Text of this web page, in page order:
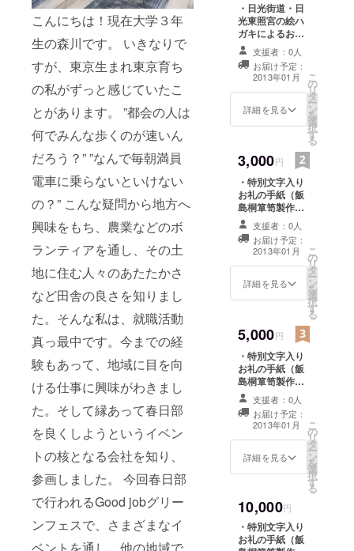
こんにちは！現在大学３年
生の森川です。 いきなりで
すが、東京生まれ東京育ち
の私がずっと感じていたこ
とがあります。 ”都会の人は
何でみんな歩くのが速いん
だろう？” ”なんで毎朝満員
電車に乗らないといけない
の？” こんな疑問から地方へ
興味をもち、農業などのボ
ランティアを通し、その土
地に住む人々のあたたかさ
など田舎の良さを知りまし
た。そんな私は、就職活動
真っ最中です。今までの経
験もあって、地域に目を向
ける仕事に興味がわきまし
た。そして縁あって春日部
を良くしようというイベン
トの核となる会社を知り、
参画しました。 今回春日部
で行われるGood jobグリー
ンフェスで、さまざまなイ
ベントを通し、他の地域で
・日光街道・日
光東照宮の絵ハ
ガキによるお礼
の手紙支援者：0人
お届け予定：
2013年01月
詳細を見る
こ
の
リ
タ
ー
ン
を
選
択
す
る
3,000円
・特別文字入り
お礼の手紙（飯
島桐箪笥製作所
の春日部名産桐
製ハガキ） ・
当協会活動報告
支援者：0人
お届け予定：
2013年01月
詳細を見る
こ
の
リ
タ
ー
ン
を
選
択
す
る
5,000円
・特別文字入り
お礼の手紙（飯
島桐箪笥製作所
の春日部名産桐
製ハガキ） ・
「未来かすかび
あん」オリジナ
ルブレンド緑茶
（春日部のおづ
リーンフェス当
日に会場内にて
配布する会場
マップに、ご支
支援者：0人
お届け予定：
2013年01月
詳細を見る
こ
の
リ
タ
ー
ン
を
選
択
す
る
10,000円
・特別文字入り
お礼の手紙（飯